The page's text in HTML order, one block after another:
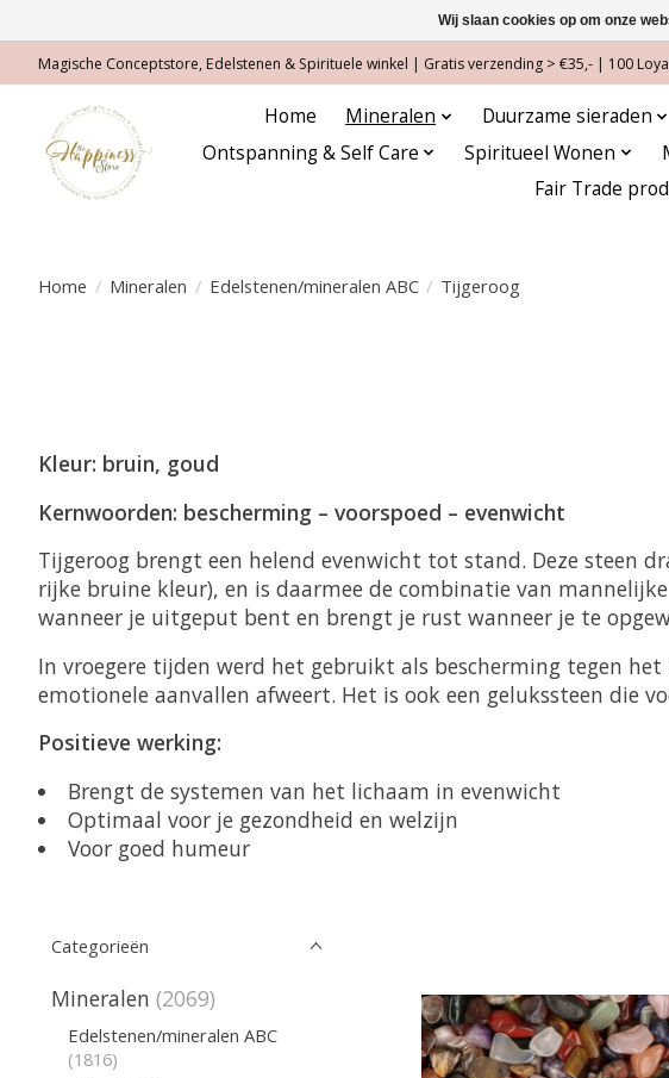
Magische Conceptstore, Edelstenen & Spirituele winkel | Gratis verzending > €35,- | 100
Home Mineralen Duurzame sieraden
Ontspanning & Self Care
Spiritueel Wonen
Fair Trade
Home / Mineralen / Edelstenen/mineralen ABC / Tijgeroog
Kleur: bruin, goud
Kernwoorden: bescherming – voorspoed – evenwicht
Tijgeroog brengt een helend evenwicht tot stand. Deze steen
rijke bruine kleur), en is daarmee de combinatie van
wanneer je uitgeput bent en brengt je rust wanneer je te
In vroegere tijden werd het gebruikt als bescherming tegen
emotionele aanvallen afweert. Het is ook een gelukssteen
Positieve werking:
Brengt de systemen van het lichaam in evenwicht
Optimaal voor je gezondheid en welzijn
Voor goed humeur
Categorieën
Mineralen (2069)
Edelstenen/mineralen ABC
(1816)
Wij slaan cookies op om onze